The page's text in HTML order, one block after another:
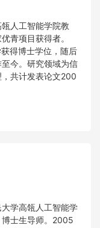
人工智能学院教
青项目获得者。
得博士学位，随后
今。研究领域为信
共计发表论文200
学高瓴人工智能学
士生导师。2005